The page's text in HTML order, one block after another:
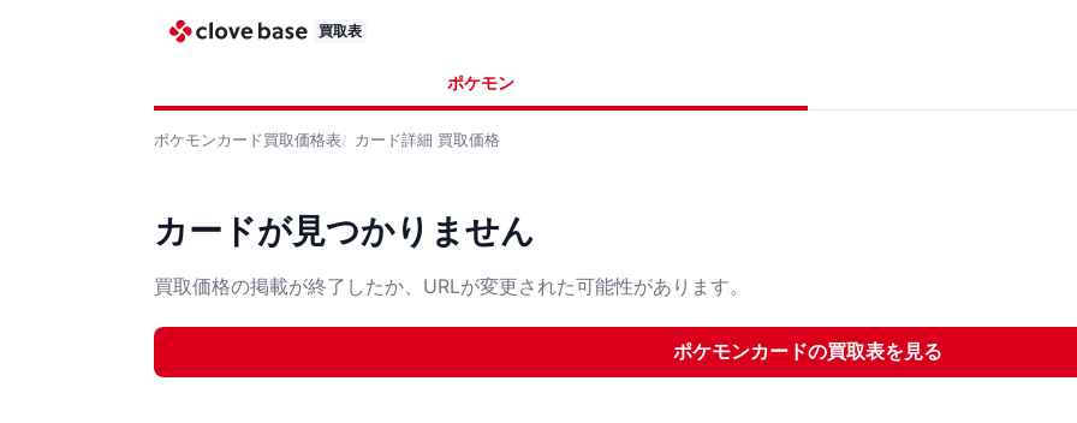
買取表
ポケモン
ポケモンカード買取価格表 カード詳細 買取価格
カードが見つかりません
買取価格の掲載が終了したか、URLが変更された可能性があります。
ポケモンカードの買取表を見る